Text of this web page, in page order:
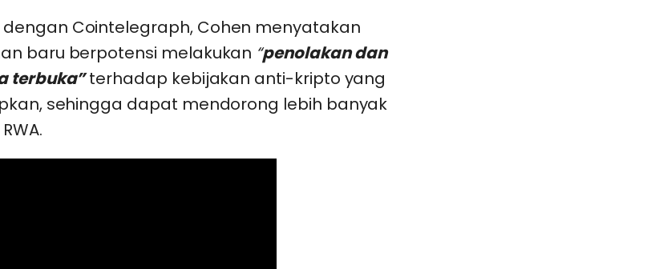
Cointelegraph, Cohen menyatakan
baru berpotensi melakukan “penolakan dan
terbuka”terhadap kebijakan anti-kripto yang
sehingga dapat mendorong lebih banyak